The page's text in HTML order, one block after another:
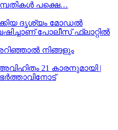
പക്ഷെ…
ദൃശ്യം മോഡല്‍
പോലീസ് ഫ്ലാറ്റിൽ
നിങ്ങളും
21 കാരനുമായി |